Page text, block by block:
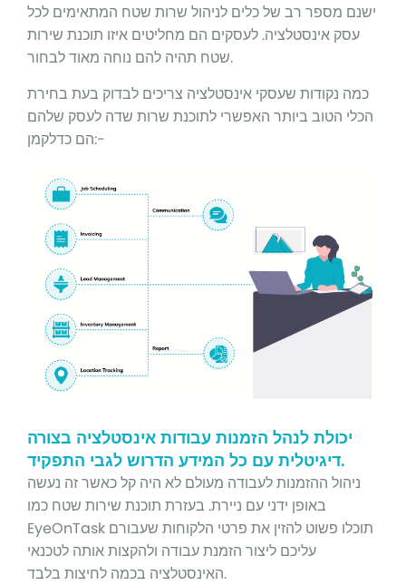
ישנם מספר רב של כלים לניהול שרות שטח המתאימים לכל
עסק אינסטלציה. לעסקים הם מחליטים איזו תוכנת שירות
שטח תהיה להם נוחה מאוד לבחור.
כמה נקודות שעסקי אינסטלציה צריכים לבדוק בעת בחירת
הכלי הטוב ביותר האפשרי לתוכנת שרות שדה לעסק שלהם
הם כדלקמן:-
יכולת לנהל הזמנות עבודות אינסטלציה בצורה
דיגיטלית עם כל המידע הדרוש לגבי התפקיד.
ניהול ההזמנות לעבודה מעולם לא היה קל כאשר זה נעשה
באופן ידני עם ניירת. בעזרת תוכנת שירות שטח כמו
EyeOnTask תוכלו פשוט להזין את פרטי הלקוחות שעבורם
עליכם ליצור הזמנת עבודה ולהקצות אותה לטכנאי
האינסטלציה בכמה לחיצות בלבד.